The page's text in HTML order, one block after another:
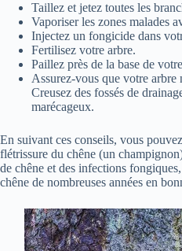
Taillez et jetez toutes les
Vaporiser les zones malades
Injectez un fongicide dans
Fertilisez votre arbre.
Paillez près de la base de
Assurez-vous que votre arbre
Creusez des fossés de
marécageux.
En suivant ces conseils, vous
flétrissure du chêne (un
de chêne et des infections
chêne de nombreuses années en